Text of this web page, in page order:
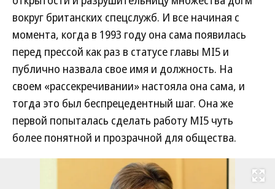
вокруг британских спецслужб. И все начиная с
момента, когда в 1993 году она сама появилась
перед прессой как раз в статусе главы MI5 и
публично назвала свое имя и должность. На
своем «рассекречивании» настояла она сама, и
тогда это был беспрецедентный шаг. Она же
первой попыталась сделать работу MI5 чуть
более понятной и прозрачной для общества.
Развернуть